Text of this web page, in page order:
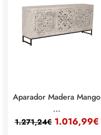
Aparador Madera Mango
...
1.271,24€ 1.016,99€